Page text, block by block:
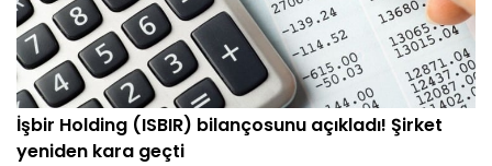
İşbir Holding (ISBIR) bilançosunu açıkladı! Şirket
yeniden kara geçti